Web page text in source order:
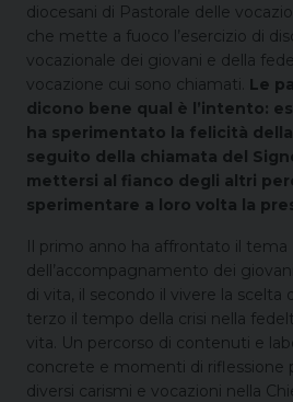
diocesani di Pastorale delle
che mette a fuoco l’esercizio di
vocazionale dei giovani e della
vocazione cui sono chiamati. Le
dicono bene qual è l’intento:
ha sperimentato la felicità
seguito della chiamata del
mettersi al fianco degli altri
sperimentare a loro volta la
Il primo anno ha affrontato il tema
dell’accompagnamento dei
di vita, il secondo il vivere la scelta
terzo il tempo della crisi nella
vita. Un percorso di contenuti e
concrete e momenti di riflessione
diversi carismi e vocazioni nella